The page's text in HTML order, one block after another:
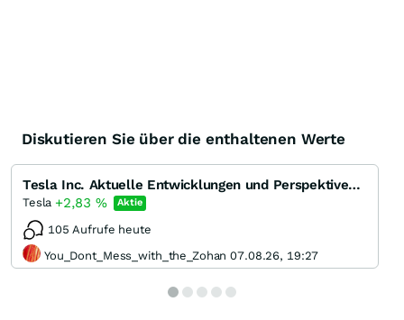
Diskutieren Sie über die enthaltenen Werte
Tesla Inc. Aktuelle Entwicklungen und Perspektiven des Pioniers der Elektromobilität
Tesla +2,83 % Aktie
105 Aufrufe heute
You_Dont_Mess_with_the_Zohan 07.08.26, 19:27